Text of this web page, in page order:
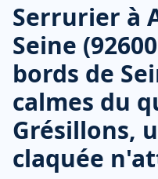
Serrurier à
Seine
bords de
calmes du
Grésillons,
claquée